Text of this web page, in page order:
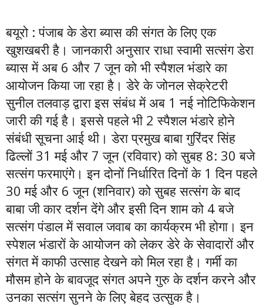
बयूरो : पंजाब के डेरा ब्यास की संगत के लिए एक
खुशखबरी है। जानकारी अनुसार राधा स्वामी सत्संग डेरा
ब्यास में अब 6 और 7 जून को भी स्पैशल भंडारे का
आयोजन किया जा रहा है। डेरे के जोनल सेक्रेटरी
सुनील तलवाड़ द्वारा इस संबंध में अब 1 नई नोटिफिकेशन
जारी की गई है। इससे पहले भी 2 स्पैशल भंडारे होने
संबंधी सूचना आई थी। डेरा प्रमुख बाबा गुरिंदर सिंह
ढिल्लों 31 मई और 7 जून (रविवार) को सुबह 8: 30 बजे
सत्संग फरमाएंगे। इन दोनों निर्धारित दिनों के 1 दिन पहले
30 मई और 6 जून (शनिवार) को सुबह सत्संग के बाद
बाबा जी कार दर्शन देंगे और इसी दिन शाम को 4 बजे
सत्संग पंडाल में सवाल जवाब का कार्यक्रम भी होगा। इन
स्पेशल भंडारों के आयोजन को लेकर डेरे के सेवादारों और
संगत में काफी उत्साह देखने को मिल रहा है। गर्मी का
मौसम होने के बावजूद संगत अपने गुरु के दर्शन करने और
उनका सत्संग सुनने के लिए बेहद उत्सुक है।